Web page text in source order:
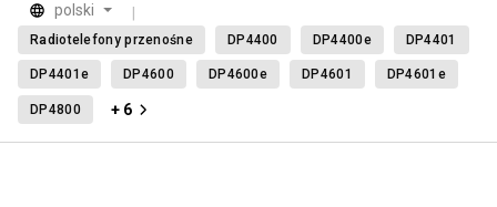
polski
Radiotelefony przenośne DP4400 DP4400e DP4401
DP4401e DP4600 DP4600e DP4601 DP4601e
DP4800 + 6